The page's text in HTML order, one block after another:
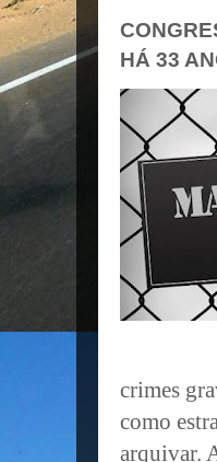
HÁ 33
crimes
como
arquivar.